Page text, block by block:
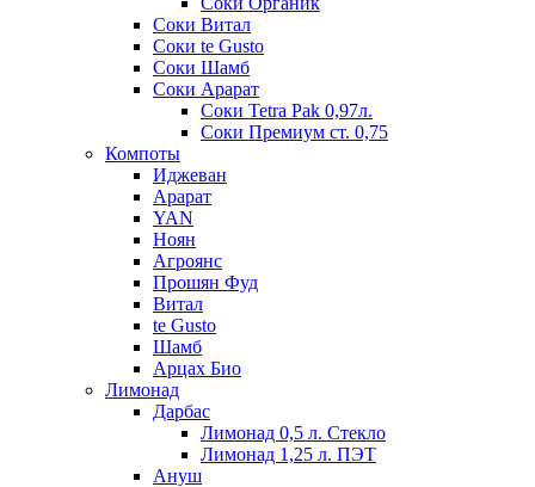
Соки Витал
Соки te Gusto
Соки Шамб
Соки Арарат
Соки Tetra Pak 0,97л.
Соки Премиум ст. 0,75
Компоты
Иджеван
Арарат
YAN
Ноян
Агроянс
Прошян Фуд
Витал
te Gusto
Шамб
Арцах Био
Лимонад
Дарбас
Лимонад 0,5 л. Стекло
Лимонад 1,25 л. ПЭТ
Ануш